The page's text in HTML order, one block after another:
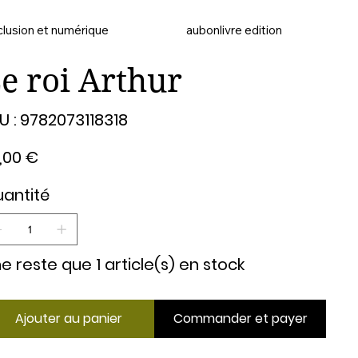
et numérique aubonlivre edition
roi Arthur
: 9782073118318
9782073118318
€
reste que 1 article(s) en stock
Ajouter au panier Commander et payer